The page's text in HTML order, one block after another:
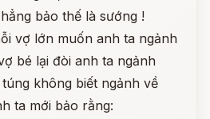
bảo thế là sướng !
vợ lớn muốn anh ta ngảnh
bé lại đòi anh ta ngảnh
không biết ngảnh về
ta mới bảo rằng: